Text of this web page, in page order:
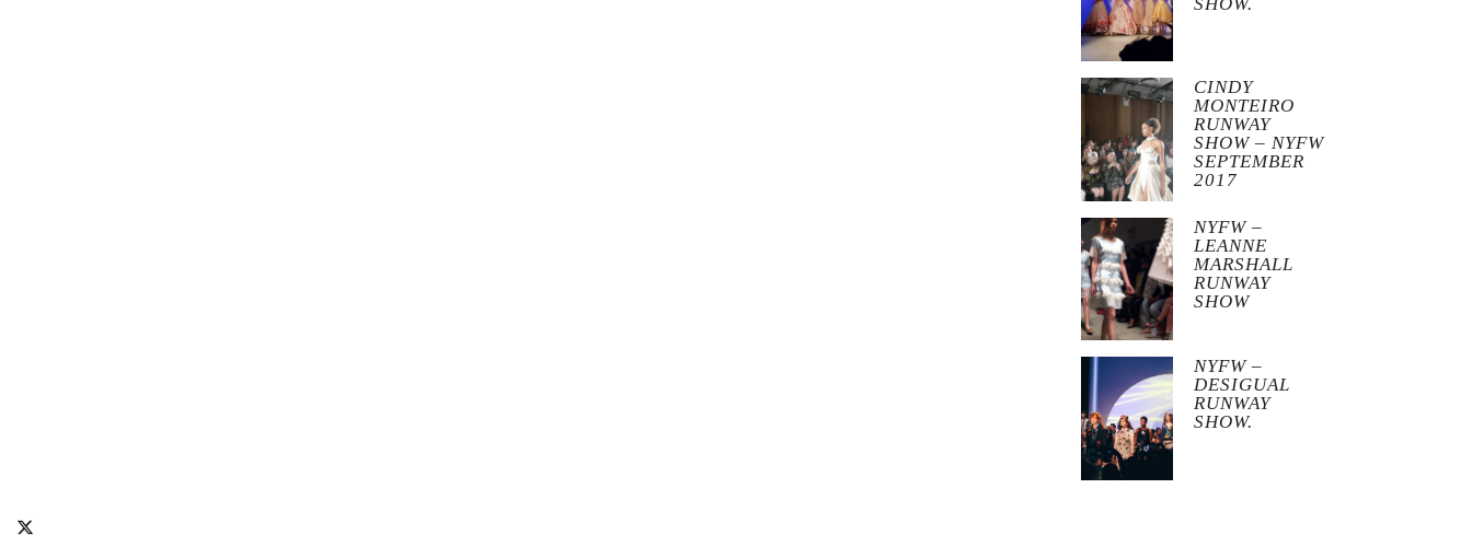
CINDY
MONTEIRO
RUNWAY
SHOW – NYFW
SEPTEMBER
2017
NYFW –
LEANNE
MARSHALL
RUNWAY
SHOW
NYFW –
DESIGUAL
RUNWAY
SHOW.